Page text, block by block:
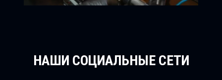
НАШИ СОЦИАЛЬНЫЕ СЕТИ